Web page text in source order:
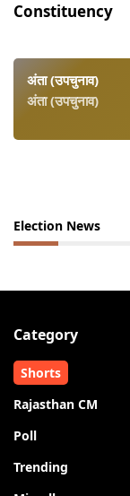
Constituency
अंता (उपचुनाव)
अंता (उपचुनाव)
Election News
Category
Shorts
Rajasthan CM
Poll
Trending